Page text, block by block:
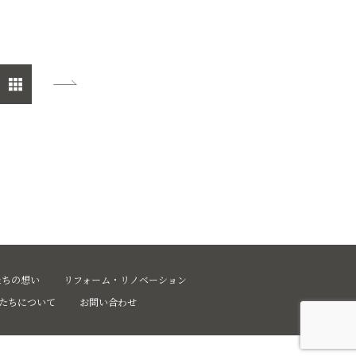
の想い
リフォーム・リノベーション
ちについて お問い合わせ